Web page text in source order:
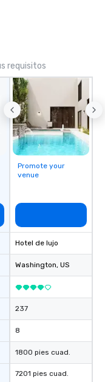
requisitos
Promote your
venue
Hotel de lujo
Washington, US
237
8
1800 pies cuad.
7201 pies cuad.